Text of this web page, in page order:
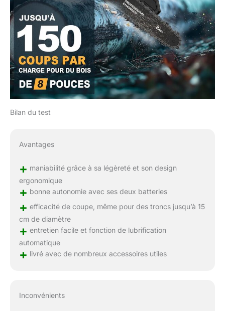
pères, les mères, les
conjoints, les amis, les
jardiniers, les amateurs
de bricolage et les
menuisiers. Offrez-leur le
cadeau de l'élagueuse,
pour la commodité et la
polyvalence!
Bilan du test
Avantages
+ maniabilité grâce à sa légèreté et son design
ergonomique
+ bonne autonomie avec ses deux batteries
+ efficacité de coupe, même pour des troncs jusqu’à 15
cm de diamètre
+ entretien facile et fonction de lubrification
automatique
+ livré avec de nombreux accessoires utiles
Inconvénients